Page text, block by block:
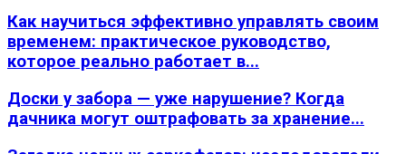
Как научиться эффективно управлять своим
временем: практическое руководство,
которое реально работает в...
Доски у забора — уже нарушение? Когда
дачника могут оштрафовать за хранение...